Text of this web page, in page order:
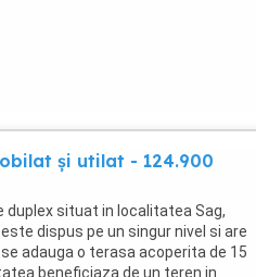
și utilat - 124.900
situat in localitatea Sag,
dispus pe un singur nivel si are
adauga o terasa acoperita de 15
beneficiaza de un teren in